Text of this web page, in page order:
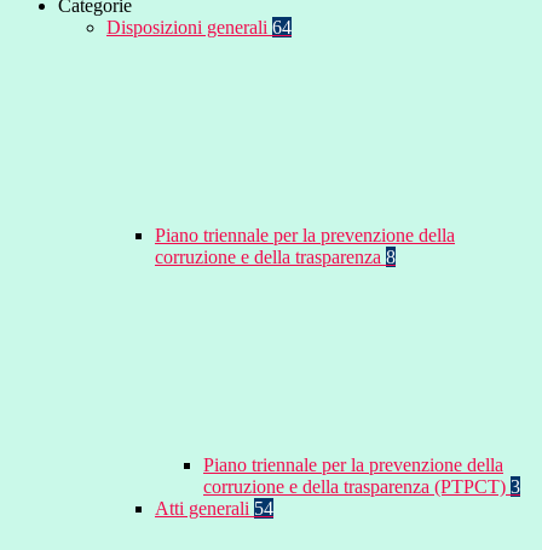
Categorie
Disposizioni generali 64
Piano triennale per la prevenzione della
corruzione e della trasparenza 8
Piano triennale per la prevenzione della
corruzione e della trasparenza (PTPCT) 3
Atti generali 54